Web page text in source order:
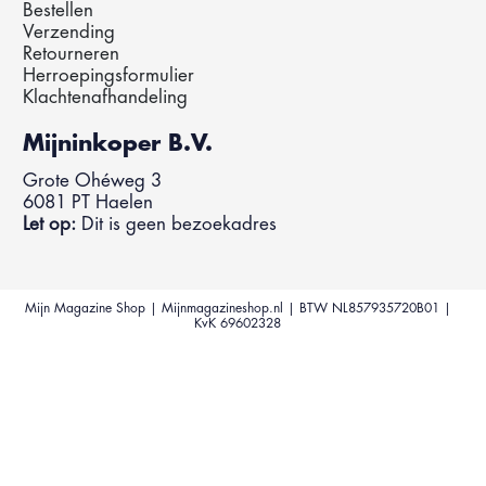
Bestellen
Verzending
Retourneren
Herroepingsformulier
Klachtenafhandeling
Mijninkoper B.V.
Grote Ohéweg 3
6081 PT Haelen
Let op: Dit is geen bezoekadres
Mijn Magazine Shop | Mijnmagazineshop.nl | BTW NL857935720B01 |
KvK 69602328